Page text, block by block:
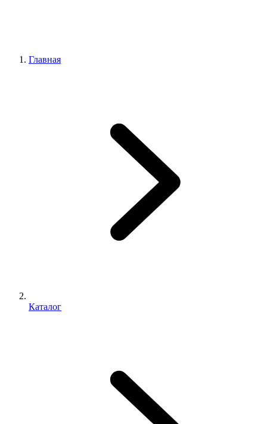
Главная
Каталог